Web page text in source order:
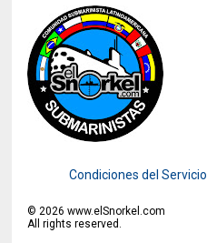
Condiciones del Servicio
©2026 www.elSnorkel.com
All rights reserved.